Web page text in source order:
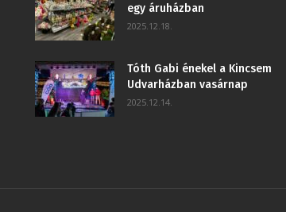
egy áruházban
2025.12.18.
Tóth Gabi énekel a Kincsem
Udvarházban vasárnap
2025.12.14.